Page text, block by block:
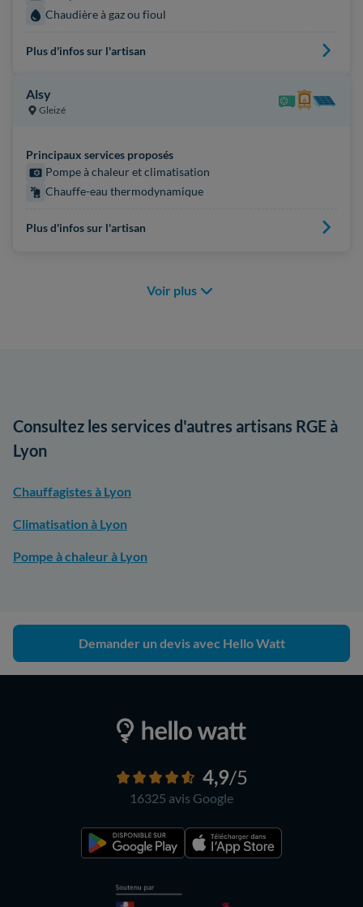
Chaudière à gaz ou fioul
Plus d'infos sur l'artisan
Alsy
Gleizé
Principaux services proposés
Pompe à chaleur et climatisation
Chauffe-eau thermodynamique
Plus d'infos sur l'artisan
Voir plus
Consultez les services d'autres artisans RGE à
Lyon
Chauffagistes à Lyon
Climatisation à Lyon
Pompe à chaleur à Lyon
Demander un devis avec Hello Watt
4,9/5
16325 avis Google